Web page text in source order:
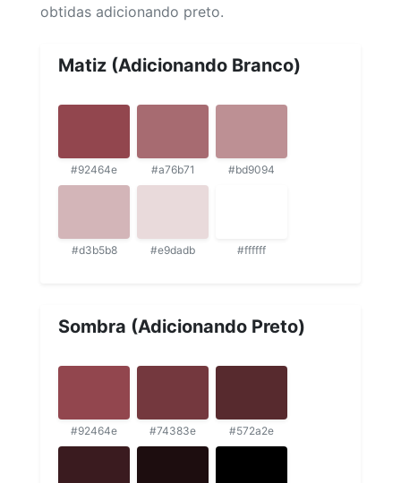
obtidas adicionando preto.
Matiz (Adicionando Branco)
#92464e #a76b71 #bd9094
#d3b5b8 #e9dadb #ffffff
Sombra (Adicionando Preto)
#92464e #74383e #572a2e